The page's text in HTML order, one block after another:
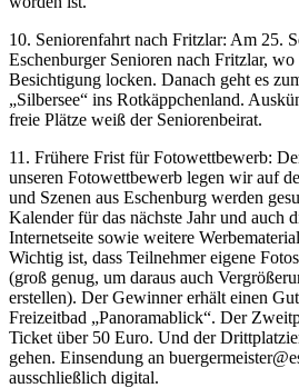
10. Seniorenfahrt nach Fritzlar: Am 25.
Eschenburger Senioren nach Fritzlar,
Besichtigung locken. Danach geht es
„Silbersee“ ins Rotkäppchenland.
freie Plätze weiß der Seniorenbeirat.
11. Frühere Frist für Fotowettbewerb:
unseren Fotowettbewerb legen wir auf
und Szenen aus Eschenburg werden
Kalender für das nächste Jahr und auch
Internetseite sowie weitere
Wichtig ist, dass Teilnehmer eigene
(groß genug, um daraus auch
erstellen). Der Gewinner erhält einen
Freizeitbad „Panoramablick“. Der
Ticket über 50 Euro. Und der
gehen. Einsendung an
ausschließlich digital.